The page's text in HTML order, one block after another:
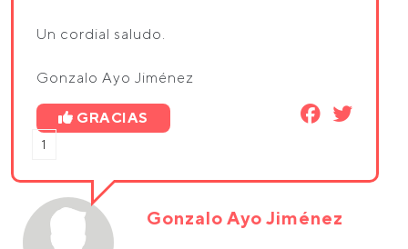
Un cordial saludo.
Gonzalo Ayo Jiménez
GRACIAS
1
Gonzalo Ayo Jiménez